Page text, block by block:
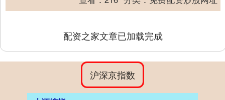
侠十大外....
配资之家文章已加载完成
沪深京指数